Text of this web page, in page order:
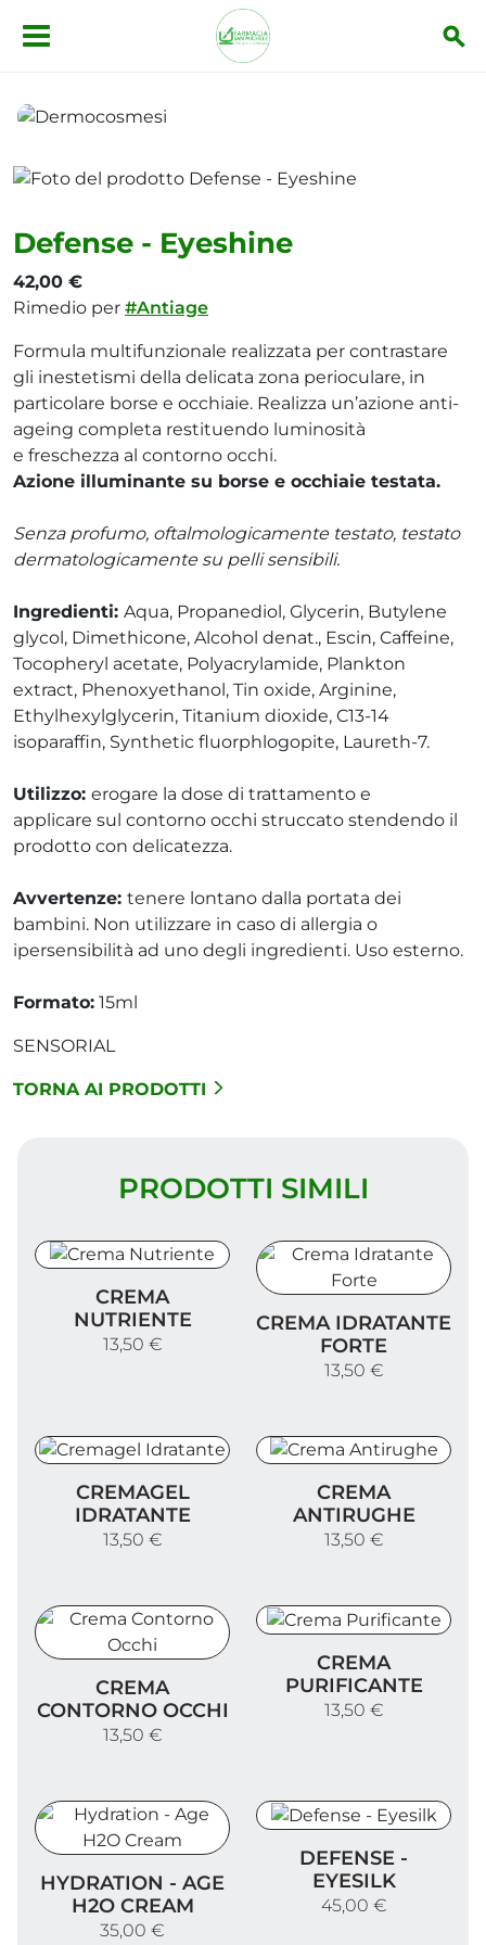
Salta al contenuto principale
Defense - Eyeshine
42,00 €
Rimedio per #Antiage
Formula multifunzionale realizzata per contrastare
gli inestetismi della delicata zona perioculare, in
particolare borse e occhiaie. Realizza un’azione anti-
ageing completa restituendo luminosità
e freschezza al contorno occhi.
Azione illuminante su borse e occhiaie testata.
Senza profumo, oftalmologicamente testato, testato
dermatologicamente su pelli sensibili.
Ingredienti: Aqua, Propanediol, Glycerin, Butylene
glycol, Dimethicone, Alcohol denat., Escin, Caffeine,
Tocopheryl acetate, Polyacrylamide, Plankton
extract, Phenoxyethanol, Tin oxide, Arginine,
Ethylhexylglycerin, Titanium dioxide, C13-14
isoparaffin, Synthetic fluorphlogopite, Laureth-7.
Utilizzo: erogare la dose di trattamento e
applicare sul contorno occhi struccato stendendo il
prodotto con delicatezza.
Avvertenze: tenere lontano dalla portata dei
bambini. Non utilizzare in caso di allergia o
ipersensibilità ad uno degli ingredienti. Uso esterno.
Formato: 15ml
SENSORIAL
TORNA AI PRODOTTI
PRODOTTI SIMILI
CREMA
NUTRIENTE
13,50 €
CREMA IDRATANTE
FORTE
13,50 €
CREMAGEL
IDRATANTE
13,50 €
CREMA
ANTIRUGHE
13,50 €
CREMA
CONTORNO OCCHI
13,50 €
CREMA
PURIFICANTE
13,50 €
HYDRATION - AGE
H2O CREAM
35,00 €
DEFENSE -
EYESILK
45,00 €